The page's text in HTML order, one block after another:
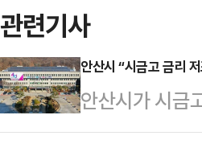
관련기사
안산시 “시금고 금리
안산시가 시금
언론 보도와